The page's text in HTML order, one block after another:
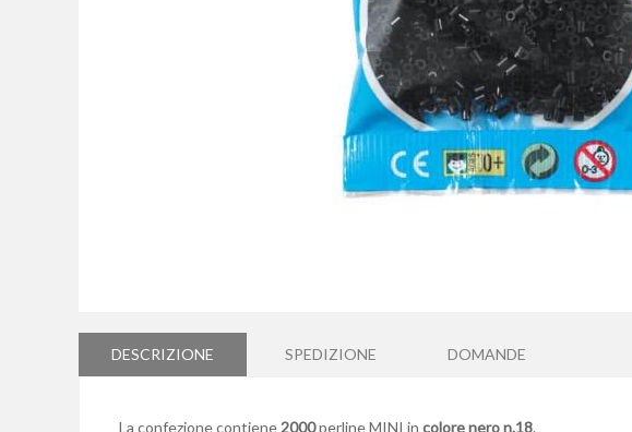
della
DESCRIZIONE
La confezione contiene 2000perline MINI in colore nero n.18.
SPEDIZIONE DOMANDE